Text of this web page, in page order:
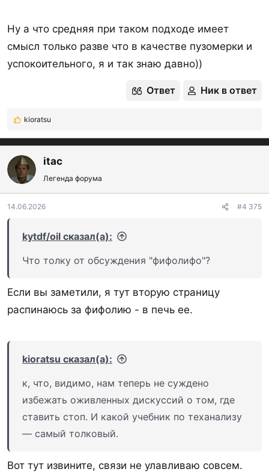
Ну а что средняя при таком подходе имеет
смысл только разве что в качестве пузомерки и
успокоительного, я и так знаю давно))
Ответ Ник в ответ
Р
е
а
к
ц
и
и
:
kioratsu
itac
Легенда форума
14.06.2026 #4 375
kytdf/oil сказал(а):
Что толку от обсуждения "фифолифо"?
Если вы заметили, я тут вторую страницу
распинаюсь за фифолию - в печь ее.
kioratsu сказал(а):
к, что, видимо, нам теперь не суждено
избежать оживленных дискуссий о том, где
ставить стоп. И какой учебник по теханализу
— самый толковый.
Вот тут извините, связи не улавливаю совсем.